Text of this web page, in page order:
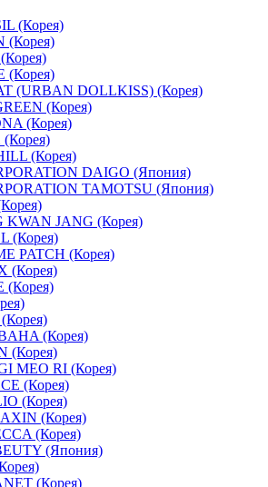
(Корея)
(Корея)
(Корея)
(URBAN DOLLKISS) (Корея)
(Корея)
(Корея)
(Корея)
DAIGO (Япония)
TAMOTSU (Япония)
KWAN JANG (Корея)
(Корея)
PATCH (Корея)
(Корея)
(Корея)
(Корея)
(Корея)
MEO RI (Корея)
(Корея)
(Корея)
(Корея)
(Корея)
(Япония)
(Корея)